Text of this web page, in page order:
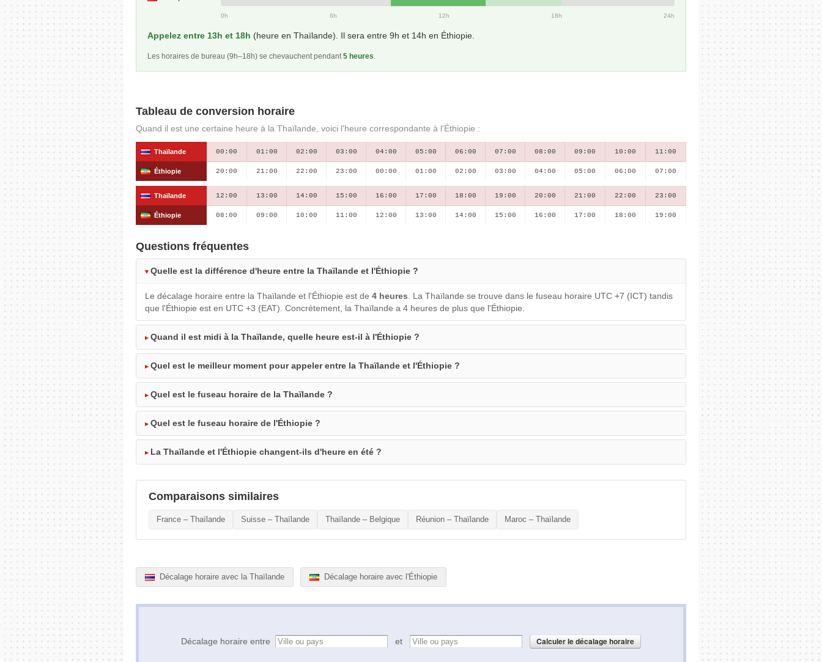
0h 6h 12h 18h 24h
Appelez entre 13h et 18h (heure en Thaïlande). Il sera entre 9h et 14h en Éthiopie.
Les horaires de bureau (9h–18h) se chevauchent pendant5 heures.
Tableau de conversion horaire
Quand il est une certaine heure à la Thaïlande, voici l'heure correspondante à l'Éthiopie :
Thaïlande 00:00 01:00 02:00 03:00 04:00 05:00 06:00 07:00 08:00 09:00 10:00 11:00
Éthiopie 20:00 21:00 22:00 23:00 00:00 01:00 02:00 03:00 04:00 05:00 06:00 07:00
Thaïlande 12:00 13:00 14:00 15:00 16:00 17:00 18:00 19:00 20:00 21:00 22:00 23:00
Éthiopie 08:00 09:00 10:00 11:00 12:00 13:00 14:00 15:00 16:00 17:00 18:00 19:00
Questions fréquentes
Quelle est la différence d'heure entre la Thaïlande et l'Éthiopie ?
Le décalage horaire entre la Thaïlande et l'Éthiopie est de 4 heures . La Thaïlande se trouve dans le fuseau horaire UTC +7 (ICT) tandis
que l'Éthiopie est en UTC +3 (EAT). Concrètement, la Thaïlande a 4 heures de plus que l'Éthiopie.
Quand il est midi à la Thaïlande, quelle heure est-il à l'Éthiopie ?
Quel est le meilleur moment pour appeler entre la Thaïlande et l'Éthiopie ?
Quel est le fuseau horaire de la Thaïlande ?
Quel est le fuseau horaire de l'Éthiopie ?
La Thaïlande et l'Éthiopie changent-ils d'heure en été ?
Comparaisons similaires
France – Thaïlande Suisse – Thaïlande Thaïlande – Belgique Réunion – Thaïlande Maroc – Thaïlande
Décalage horaire avec la Thaïlande Décalage horaire avec l'Éthiopie
Décalage horaire entre et